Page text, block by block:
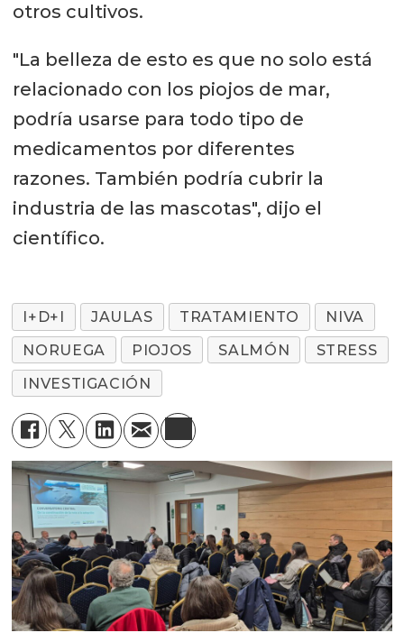
otros cultivos.
"La belleza de esto es que no solo está
relacionado con los piojos de mar,
podría usarse para todo tipo de
medicamentos por diferentes
razones. También podría cubrir la
industria de las mascotas", dijo el
científico.
I+D+I JAULAS TRATAMIENTO
NIVA
NORUEGA
PIOJOS SALMÓN
STRESS
INVESTIGACIÓN